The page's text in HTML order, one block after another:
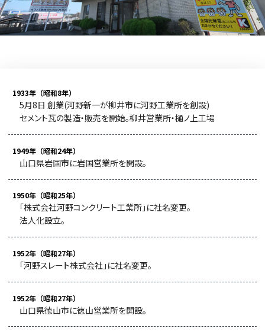
1933年（昭和8年）
5月8日 創業(河野新一が柳井市に河野工業所を創設)
セメント瓦の製造・販売を開始。柳井営業所・樋ノ上工場
1949年（昭和24年）
山口県岩国市に岩国営業所を開設。
1950年（昭和25年）
「株式会社河野コンクリート工業所」に社名変更。
法人化設立。
1952年（昭和27年）
「河野スレート株式会社」に社名変更。
1952年（昭和27年）
山口県徳山市に徳山営業所を開設。